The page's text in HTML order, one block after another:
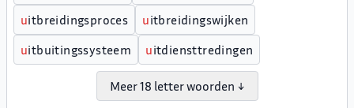
uitbreidingsproces uitbreidingswijken
uitbuitingssysteem uitdiensttredingen
Meer 18 letter woorden ↓